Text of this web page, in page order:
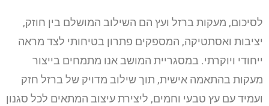
לסיכום, מעקות ברזל ועץ הם השילוב המושלם בין חוזק,
יציבות ואסתטיקה, המספקים פתרון בטיחותי לצד מראה
ייחודי ויוקרתי. במסגריית המושב אנו מתמחים בייצור
מעקות בהתאמה אישית, תוך שילוב מדויק של ברזל חזק
ועמיד עם עץ טבעי וחמים, ליצירת עיצוב המתאים לכל סגנון